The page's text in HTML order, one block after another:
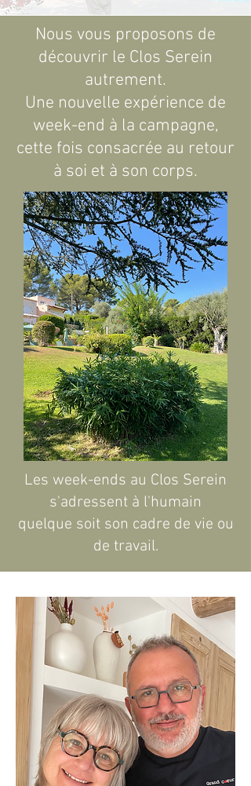
Nous vous proposons de
découvrir le Clos Serein
autrement.
Une nouvelle expérience de
week-end à la campagne,
cette fois consacrée au retour
à soi et à son corps.
Les week-ends au Clos Serein
s'adressent à l'humain
quelque soit son cadre de vie ou
de travail.